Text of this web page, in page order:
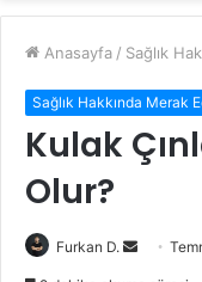
Anasayfa / Sağlık
Sağlık Hakkında Merak
Kulak
Olur?
Furkan D.
Bir